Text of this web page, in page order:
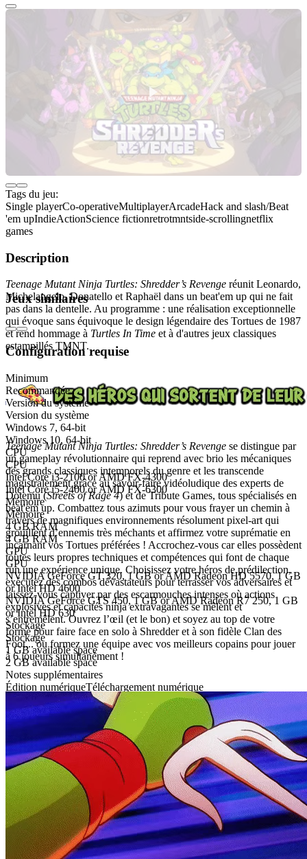
Tags du jeu:
Single playerCo-operativeMultiplayerArcadeHack and slash/Beat
'em upIndieActionScience fictionretrotmntside-scrollingnetflix
games
Description
Teenage Mutant Ninja Turtles: Shredder’s Revenge réunit Leonardo,
Michelangelo, Donatello et Raphaël dans un beat'em up qui ne fait
pas dans la dentelle. Au programme : une réalisation exceptionnelle
qui évoque sans équivoque le design légendaire des Tortues de 1987
et rend hommage à Turtles In Time et à d'autres jeux classiques
estampillés TMNT.
Teenage Mutant Ninja Turtles: Shredder’s Revenge se distingue par
un gameplay révolutionnaire qui reprend avec brio les mécaniques
des grands classiques intemporels du genre et les transcende
magistralement grâce au savoir-faire vidéoludique des experts de
Dotemu (Streets of Rage 4) et de Tribute Games, tous spécialisés en
beat'em up. Combattez tous azimuts pour vous frayer un chemin à
travers de magnifiques environnements résolument pixel-art qui
grouillent d’ennemis très méchants et affirmez votre suprématie en
incarnant vos Tortues préférées ! Accrochez-vous car elles possèdent
toutes leurs propres techniques et compétences qui font de chaque
run une expérience unique. Choisissez votre héros de prédilection,
exécutez des combos dévastateurs pour terrasser vos adversaires et
laissez-vous captiver par des escarmouches intenses où actions
explosives et capacités ninja extravagantes se mêlent et
s’entremêlent. Ouvrez l’œil (et le bon) et soyez au top de votre
forme pour faire face en solo à Shredder et à son fidèle Clan des
Foot... ou formez une équipe avec vos meilleurs copains pour jouer
à 6 joueurs simultanément !
Jeux similaires
Configuration requise
Minimum
Recommandée
Version du système
Version du système
Windows 7, 64-bit
Windows 10, 64-bit
CPU
CPU
Intel Core i3-2100 or AMD FX-4300
Intel Core i5-2400 or AMD FX-6300
Mémoire
Mémoire
4 GB RAM
4 GB RAM
GPU
GPU
NVIDIA GeForce GT 320, 1 GB or AMD Radeon HD 5570, 1 GB
or Intel HD 4600
NVIDIA GeForce GTS 450, 1 GB or AMD Radeon R7 250, 1 GB
or Intel HD 630
Stockage
Stockage
1 GB available space
2 GB available space
Notes supplémentaires
Édition numériqueTéléchargement numérique
PEGI 12
Plateforme
Steam
Price watch
Ce produit est actuellement en rupture de stock
Add to wishlist
Activation